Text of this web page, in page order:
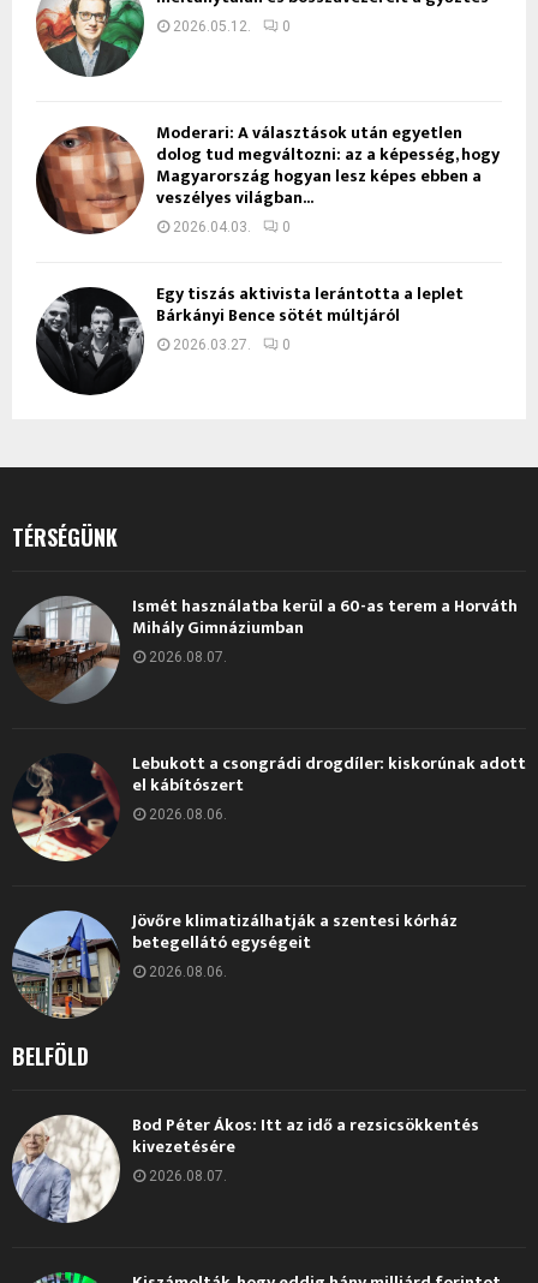
2026.05.12. 0
Moderari: A választások után egyetlen
dolog tud megváltozni: az a képesség, hogy
Magyarország hogyan lesz képes ebben a
veszélyes világban...
2026.04.03. 0
Egy tiszás aktivista lerántotta a leplet
Bárkányi Bence sötét múltjáról
2026.03.27. 0
TÉRSÉGÜNK
Ismét használatba kerül a 60-as terem a Horváth
Mihály Gimnáziumban
2026.08.07.
Lebukott a csongrádi drogdíler: kiskorúnak adott
el kábítószert
2026.08.06.
Jövőre klimatizálhatják a szentesi kórház
betegellátó egységeit
2026.08.06.
BELFÖLD
Bod Péter Ákos: Itt az idő a rezsicsökkentés
kivezetésére
2026.08.07.